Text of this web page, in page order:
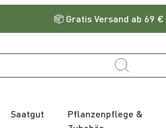
Gratis Versand ab 69 €
Saatgut
Pflanzenpflege &